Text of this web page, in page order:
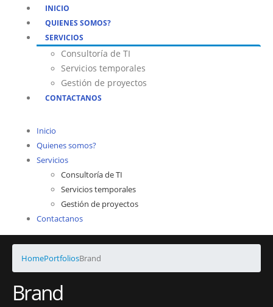
INICIO
QUIENES SOMOS?
SERVICIOS
Consultoría de TI
Servicios temporales
Gestión de proyectos
CONTACTANOS
Inicio
Quienes somos?
Servicios
Consultoría de TI
Servicios temporales
Gestión de proyectos
Contactanos
HomePortfoliosBrand
Brand